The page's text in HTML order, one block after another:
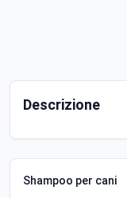
Descrizione
Shampoo per cani